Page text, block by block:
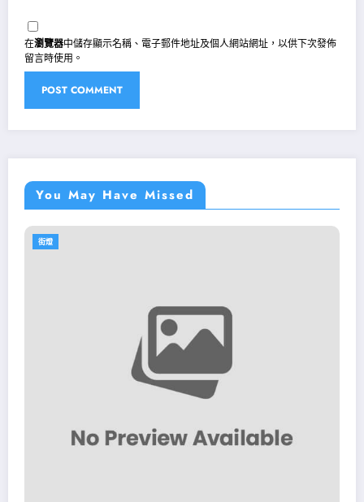
在瀏覽器中儲存顯示名稱、電子郵件地址及個人網站網址，以供下次發佈
留言時使用。
You May Have Missed